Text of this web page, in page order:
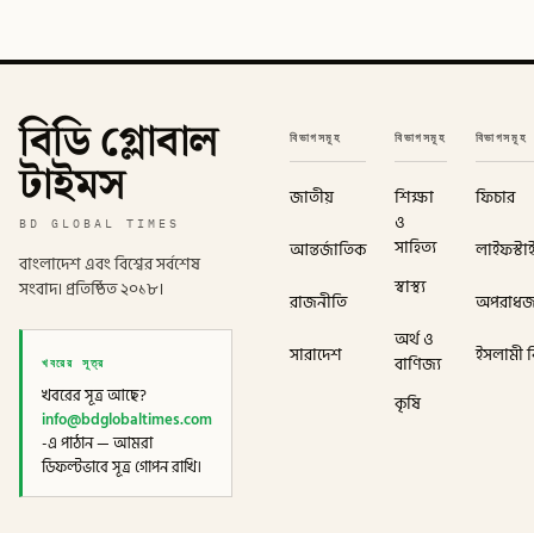
বিডি গ্লোবাল
টাইমস
BD GLOBAL TIMES
বাংলাদেশ এবং বিশ্বের সর্বশেষ
সংবাদ। প্রতিষ্ঠিত ২০১৮।
খবরের সূত্র
খবরের সূত্র আছে?
info@bdglobaltimes.com
-এ পাঠান — আমরা
ডিফল্টভাবে সূত্র গোপন রাখি।
বিভাগসমূহ
জাতীয়
আন্তর্জাতিক
রাজনীতি
সারাদেশ
বিভাগসমূহ
শিক্ষা
ও
সাহিত্য
স্বাস্থ্য
অর্থ ও
বাণিজ্য
কৃষি
বিভাগসমূহ
ফিচার
ইসলামী